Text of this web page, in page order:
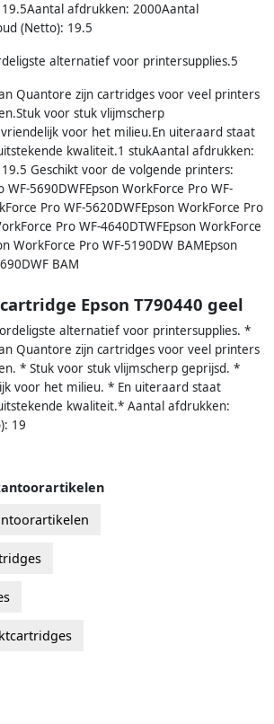
afdrukken: 2000Aantal
(Netto): 19.5
alternatief voor printersupplies.5
Quantore zijn cartridges voor veel printers
voor stuk vlijmscherp
voor het milieu.En uiteraard staat
kwaliteit.1 stukAantal afdrukken:
Geschikt voor de volgende printers:
WF-5690DWFEpson WorkForce Pro WF-
Pro WF-5620DWFEpson WorkForce Pro
Pro WF-4640DTWFEpson WorkForce
WorkForce Pro WF-5190DW BAMEpson
BAM
Epson T790440 geel
alternatief voor printersupplies. *
Quantore zijn cartridges voor veel printers
* Stuk voor stuk vlijmscherp geprijsd. *
voor het milieu. * En uiteraard staat
kwaliteit.* Aantal afdrukken:
19